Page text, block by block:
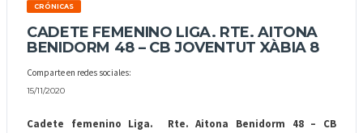
CRÓNICAS
CADETE FEMENINO LIGA. RTE. AITONA
BENIDORM 48 – CB JOVENTUT XÀBIA 8
Comparte en redes sociales:
15/11/2020
Cadete femenino Liga.
Rte. Aitona Benidorm 48 – CB